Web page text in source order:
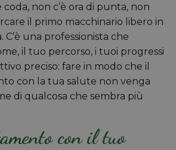
coda, non c’è ora di punta, non
il primo macchinario libero in
C’è una professionista che
il tuo percorso, i tuoi progressi
preciso: fare in modo che il
con la tua salute non venga
di qualcosa che sembra più
con il tuo